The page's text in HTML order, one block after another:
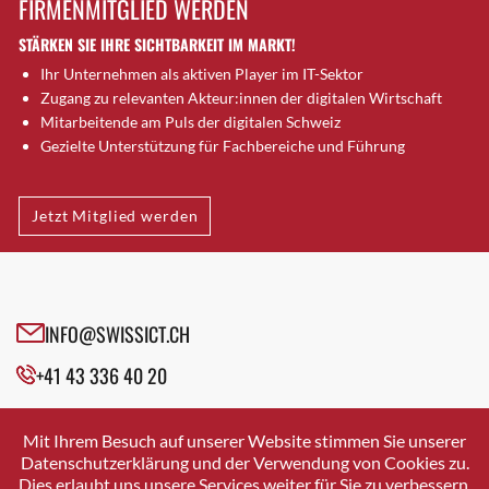
Brugg AG
Brütten
Bubendorf
Bubikon
Buchs (SG)
Bäretswil
Bülach
Cazis
Crissier
Davos Platz
Dierikon
Dietikon
FIRMENMITGLIED WERDEN
STÄRKEN SIE IHRE SICHTBARKEIT IM MARKT!
Ihr Unternehmen als aktiven Player im IT-Sektor
Zugang zu relevanten Akteur:innen der digitalen Wirtschaft
Mitarbeitende am Puls der digitalen Schweiz
Gezielte Unterstützung für Fachbereiche und Führung
Jetzt Mitglied werden
INFO@SWISSICT.CH
+41 43 336 40 20
SWISSICT
VULKANSTRASSE 120
8048 ZURICH
Mit Ihrem Besuch auf unserer Website stimmen Sie unserer
Datenschutzerklärung und der Verwendung von Cookies zu.
Dies erlaubt uns unsere Services weiter für Sie zu verbessern.